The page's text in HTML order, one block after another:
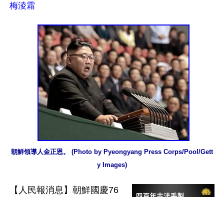
梅淩霜
朝鮮領導人金正恩。 (Photo by Pyeongyang Press Corps/Pool/Gett
y Images)
【人民報消息】朝鮮國慶76